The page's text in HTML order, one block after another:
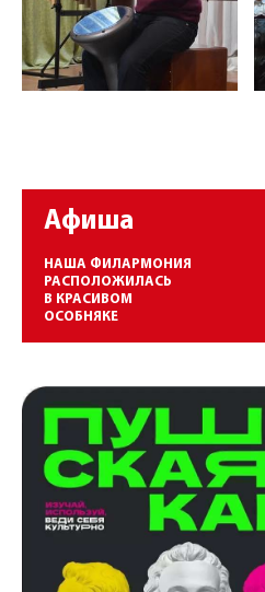
Афиша
НАША ФИЛАРМОНИЯ
РАСПОЛОЖИЛАСЬ
В КРАСИВОМ
ОСОБНЯКЕ